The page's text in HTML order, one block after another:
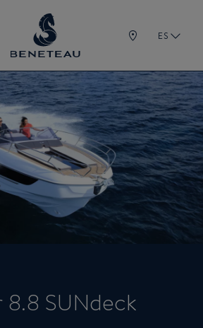
ES
8.8 SUNdeck